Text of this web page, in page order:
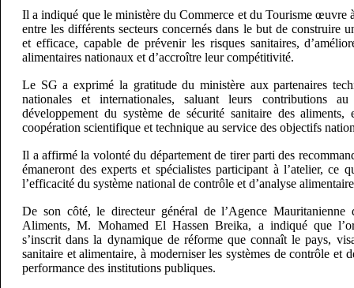
Il a indiqué que le ministère du Commerce et du Tourisme œuvre
entre les différents secteurs concernés dans le but de construire
et efficace, capable de prévenir les risques sanitaires,
alimentaires nationaux et d’accroître leur compétitivité.
Le SG a exprimé la gratitude du ministère aux partenaires
nationales et internationales, saluant leurs contributions
développement du système de sécurité sanitaire des
coopération scientifique et technique au service des objectifs
Il a affirmé la volonté du département de tirer parti des
émaneront des experts et spécialistes participant à l’atelier, ce
l’efficacité du système national de contrôle et d’analyse
De son côté, le directeur général de l’Agence Mauritanienne
Aliments, M. Mohamed El Hassen Breika, a indiqué que
s’inscrit dans la dynamique de réforme que connaît le pays,
sanitaire et alimentaire, à moderniser les systèmes de contrôle et
performance des institutions publiques.